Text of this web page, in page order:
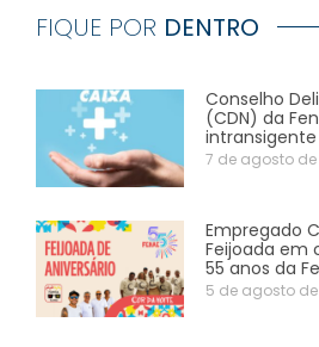
FIQUE POR DENTRO
Conselho
(CDN) da
intransigente
7 de agosto de
Empregado
Feijoada em
55 anos da
5 de agosto de